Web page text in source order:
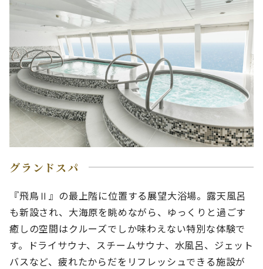
グランドスパ
『飛鳥Ⅱ』の最上階に位置する展望大浴場。露天風呂
も新設され、大海原を眺めながら、ゆっくりと過ごす
癒しの空間はクルーズでしか味わえない特別な体験で
す。ドライサウナ、スチームサウナ、水風呂、ジェット
バスなど、疲れたからだをリフレッシュできる施設が